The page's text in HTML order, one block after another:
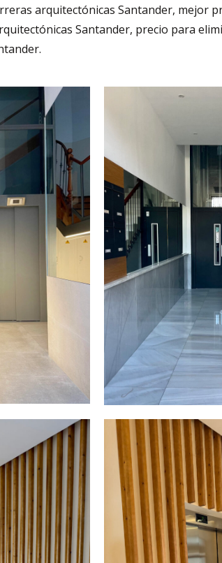
arquitectónicas Santander,
Santander, precio para